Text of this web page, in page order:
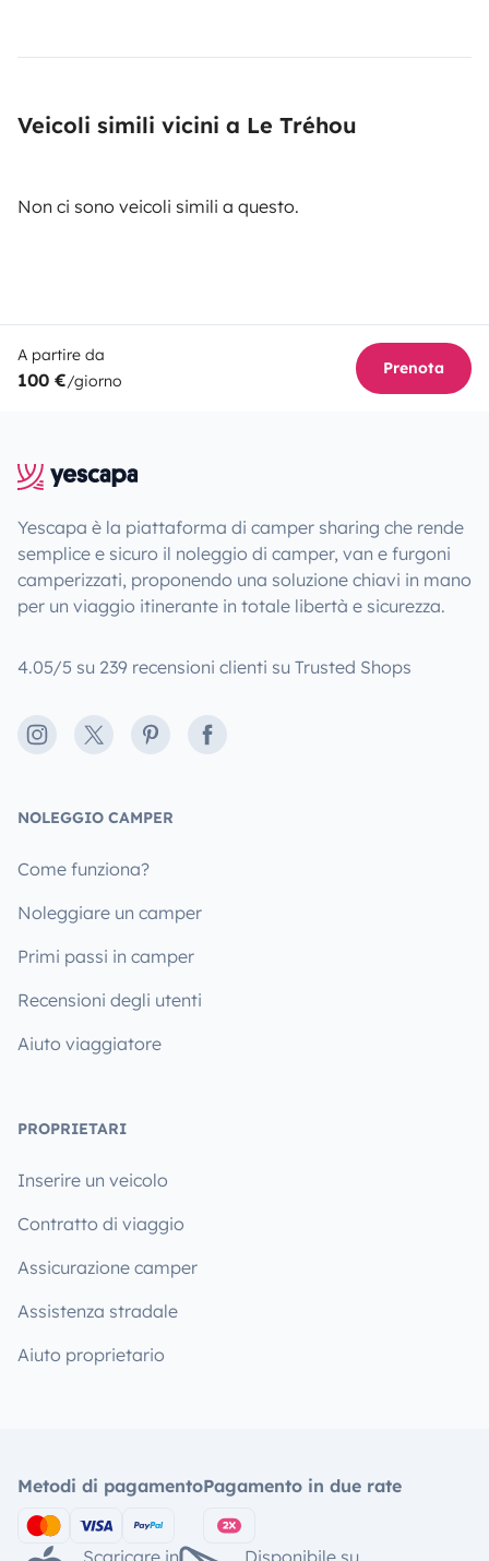
Veicoli simili vicini a Le Tréhou
Non ci sono veicoli simili a questo.
A partire da
100 €/giorno
Prenota
Yescapa è la piattaforma di camper sharing che rende
semplice e sicuro il noleggio di camper, van e furgoni
camperizzati, proponendo una soluzione chiavi in mano
per un viaggio itinerante in totale libertà e sicurezza.
4.05/5 su 239 recensioni clienti su Trusted Shops
Instagram
X PinterestFacebook
NOLEGGIO CAMPER
Come funziona?
Noleggiare un camper
Primi passi in camper
Recensioni degli utenti
Aiuto viaggiatore
PROPRIETARI
Inserire un veicolo
Contratto di viaggio
Assicurazione camper
Assistenza stradale
Aiuto proprietario
Metodi di pagamentoPagamento in due rate
Scaricare in Disponibile su